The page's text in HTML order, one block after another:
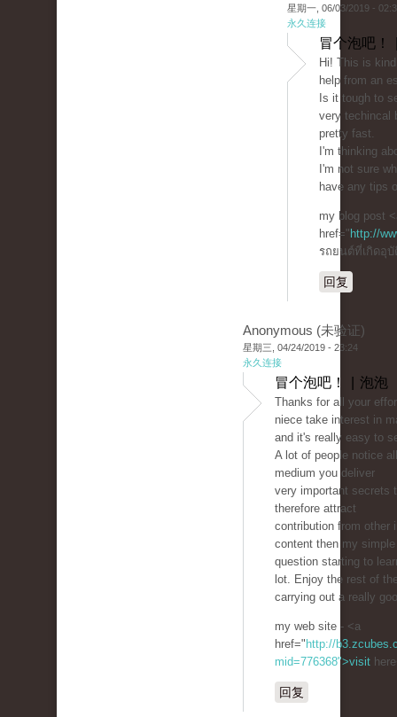
星期一, 06/03/2019 -
永久连接
冒个泡吧！
Hi! This is
help from an
Is it tough to
very techincal
pretty fast.
I'm thinking
I'm not sure
have any tips
my blog post
href=" http://
รถยนต์ที่เกิดอุบั
回复
Anonymous (未验证)
星期三, 04/24/2019 - 23:24
永久连接
冒个泡吧！ | 泡泡
Thanks for all your
niece take interest in
and it's really easy to
A lot of people notice
medium you deliver
very important secrets
therefore attract
contribution from other
content then my
question starting to
lot. Enjoy the rest of
carrying out a really
my web site - <a
href=" http://
mid=776368">visit
回复